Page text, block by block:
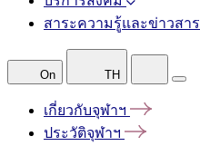
สาระความรู้และข่าวสาร
On TH
เกี่ยวกับจุฬาฯ
ประวัติจุฬาฯ